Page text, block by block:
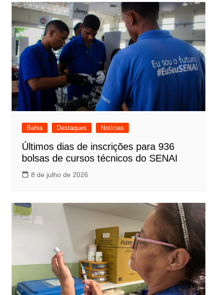
Bahia Destaques Notícias
Últimos dias de inscrições para 936
bolsas de cursos técnicos do SENAI
8 de julho de 2026